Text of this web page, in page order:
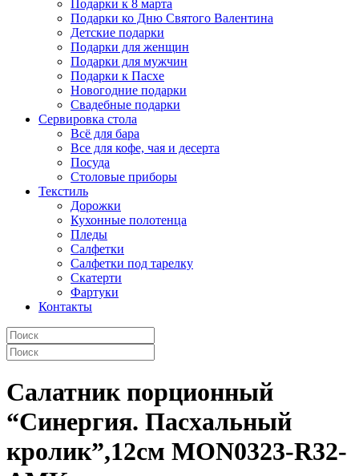
Подарки к 8 марта
Подарки ко Дню Святого Валентина
Детские подарки
Подарки для женщин
Подарки для мужчин
Подарки к Пасхе
Новогодние подарки
Свадебные подарки
Сервировка стола
Всё для бара
Все для кофе, чая и десерта
Посуда
Столовые приборы
Текстиль
Дорожки
Кухонные полотенца
Пледы
Салфетки
Салфетки под тарелку
Скатерти
Фартуки
Контакты
Салатник порционный
“Синергия. Пасхальный
кролик”,12см MON0323-R32-